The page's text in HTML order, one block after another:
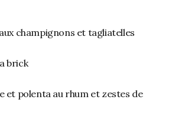
champignons et tagliatelles
brick
et polenta au rhum et zestes de